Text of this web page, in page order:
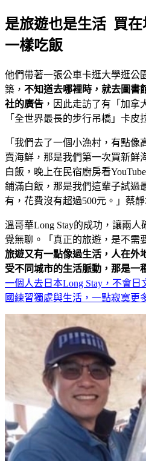
是旅遊也是生活 買
一樣吃飯
他們帶著一張公車卡逛大學逛公
築， 不知道去哪裡時，就去圖書
社的廣告 ，因此走訪了有「加拿
「全世界最長的步行吊橋」卡皮
「我們去了一個小漁村，有點像
賣海鮮，那是我們第一次買新鮮
白飯，晚上在民宿廚房看
鋪滿白飯，那是我們這輩子試過
有，花費沒有超過500元。」蔡
溫哥華Long Stay的成功，讓兩
覺無聊。「真正的旅遊，是不需
旅遊又有一點像過生活，人在外
受不同城市的生活脈動，那是一
一個人去日本Long Stay，不會
國練習獨處與生活，一點寂寞更